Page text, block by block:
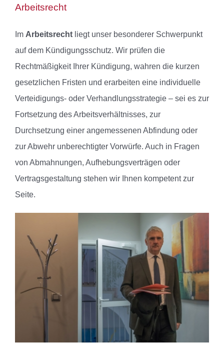
Arbeitsrecht
Im Arbeitsrechtliegt unser besonderer Schwerpunkt
auf dem Kündigungsschutz. Wir prüfen die
Rechtmäßigkeit Ihrer Kündigung, wahren die kurzen
gesetzlichen Fristen und erarbeiten eine individuelle
Verteidigungs- oder Verhandlungsstrategie – sei es zur
Fortsetzung des Arbeitsverhältnisses, zur
Durchsetzung einer angemessenen Abfindung oder
zur Abwehr unberechtigter Vorwürfe. Auch in Fragen
von Abmahnungen, Aufhebungsverträgen oder
Vertragsgestaltung stehen wir Ihnen kompetent zur
Seite.